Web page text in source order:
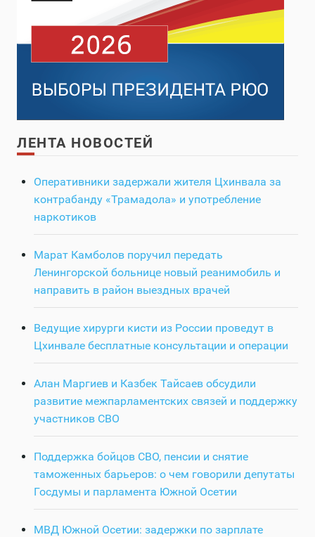
ЛЕНТА НОВОСТЕЙ
Оперативники задержали жителя Цхинвала за
контрабанду «Трамадола» и употребление
наркотиков
Марат Камболов поручил передать
Ленингорской больнице новый реанимобиль и
направить в район выездных врачей
Ведущие хирурги кисти из России проведут в
Цхинвале бесплатные консультации и операции
Алан Маргиев и Казбек Тайсаев обсудили
развитие межпарламентских связей и поддержку
участников СВО
Поддержка бойцов СВО, пенсии и снятие
таможенных барьеров: о чем говорили депутаты
Госдумы и парламента Южной Осетии
МВД Южной Осетии: задержки по зарплате